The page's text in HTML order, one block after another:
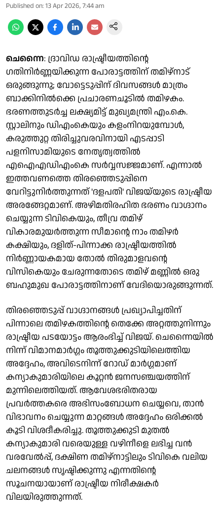
Published on: 13 Apr 2026, 7:44 am
ചെന്നൈ: ദ്രാവിഡ രാഷ്ട്രീയത്തിന്റെ
ഗതിനിർണ്ണയിക്കുന്ന പോരാട്ടത്തിന് തമിഴ്നാട്
ഒരുങ്ങുന്നു; വോട്ടെടുപ്പിന് ദിവസങ്ങൾ മാത്രം
ബാക്കിനിൽക്കെ പ്രചാരണചൂടിൽ തമിഴകം.
ഭരണത്തുടർച്ച ലക്ഷ്യമിട്ട് മുഖ്യമന്ത്രി എം.കെ.
സ്റ്റാലിനും ഡിഎംകെയും കളംനിറയുമ്പോൾ,
കരുത്തുറ്റ തിരിച്ചുവരവിനായി എടപ്പാടി
പളനിസാമിയുടെ നേതൃത്വത്തിൽ
എഐഎഡിഎംകെ സർവ്വസജ്ജമാണ്. എന്നാൽ
ഇത്തവണത്തെ തിരഞ്ഞെടുപ്പിനെ
വേറിട്ടുനിർത്തുന്നത് 'ദളപതി' വിജയ്‌യുടെ രാഷ്ട്രീയ
അരങ്ങേറ്റമാണ്. അഴിമതിരഹിത ഭരണം വാഗ്ദാനം
ചെയ്യുന്ന ടിവികെയും, തീവ്ര തമിഴ്
വികാരമുയർത്തുന്ന സീമാന്റെ നാം തമിഴർ
കക്ഷിയും, ദളിത്-പിന്നാക്ക രാഷ്ട്രീയത്തിൽ
നിർണ്ണായകമായ തോൽ തിരുമാളവന്റെ
വിസികെയും ചേരുന്നതോടെ തമിഴ് മണ്ണിൽ ഒരു
ബഹുമുഖ പോരാട്ടത്തിനാണ് വേദിയൊരുങ്ങുന്നത്.
തിരഞ്ഞെടുപ്പ് വാഗ്ദാനങ്ങൾ പ്രഖ്യാപിച്ചതിന്
പിന്നാലെ തമിഴകത്തിന്റെ തെക്കേ അറ്റത്തുനിന്നും
രാഷ്ട്രീയ പടയോട്ടം ആരംഭിച്ച് വിജയ്. ചെന്നൈയിൽ
നിന്ന് വിമാനമാർഗ്ഗം തൂത്തുക്കുടിയിലെത്തിയ
അദ്ദേഹം, അവിടെനിന്ന് റോഡ് മാർഗ്ഗമാണ്
കന്യാകുമാരിയിലെ കൂറ്റൻ ജനസഞ്ചയത്തിന്
മുന്നിലെത്തിയത്. ആവേശഭരിതരായ
പ്രവർത്തകരെ അഭിസംബോധന ചെയ്യവെ, താൻ
വിഭാവനം ചെയ്യുന്ന മാറ്റങ്ങൾ അദ്ദേഹം ഒരിക്കൽ
കൂടി വിശദീകരിച്ചു. തൂത്തുക്കുടി മുതൽ
കന്യാകുമാരി വരെയുള്ള വഴിനീളെ ലഭിച്ച വൻ
വരവേൽപ്പ്, ദക്ഷിണ തമിഴ്‌നാട്ടിലും ടിവികെ വലിയ
ചലനങ്ങൾ സൃഷ്ടിക്കുന്നു എന്നതിന്റെ
സൂചനയായാണ് രാഷ്ട്രീയ നിരീക്ഷകർ
വിലയിരുത്തുന്നത്.